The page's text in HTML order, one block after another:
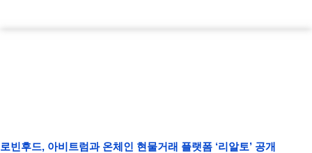
로빈후드, 아비트럼과 온체인 현물거래 플랫폼 ‘리알토’ 공개